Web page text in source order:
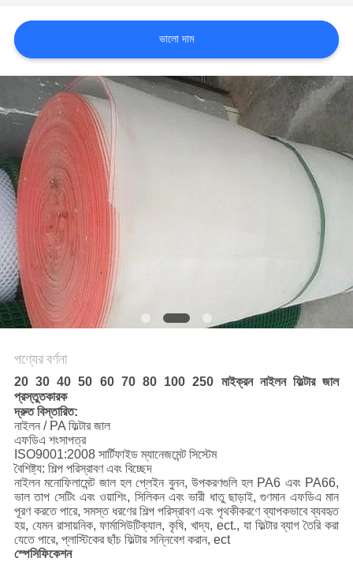
উদ্ধৃতির
জন্য
আবেদন
সাইট
ম্যাপ
PRIVACY
POLICY
ভালো দাম
পণ্যের বর্ণনা
20 30 40 50 60 70 80 100 250 মাইক্রন নাইলন ফিল্টার জাল
প্রস্তুতকারক
দ্রুত বিস্তারিত:
নাইলন / PA ফিল্টার জাল
এফডিএ শংসাপত্র
ISO9001:2008 সার্টিফাইড ম্যানেজমেন্ট সিস্টেম
বৈশিষ্ট্য: শিল্প পরিস্রাবণ এবং বিচ্ছেদ
নাইলন মনোফিলামেন্ট জাল হল প্লেইন বুনন, উপকরণগুলি হল PA6 এবং PA66,
ভাল তাপ সেটিং এবং ওয়াশিং, সিলিকন এবং ভারী ধাতু ছাড়াই, গুণমান এফডিএ মান
পূরণ করতে পারে, সমস্ত ধরণের শিল্প পরিস্রাবণ এবং পৃথকীকরণে ব্যাপকভাবে ব্যবহৃত
হয়, যেমন রাসায়নিক, ফার্মাসিউটিক্যাল, কৃষি, খাদ্য, ect., যা ফিল্টার ব্যাগ তৈরি করা
যেতে পারে, প্লাস্টিকের ছাঁচ ফিল্টার সন্নিবেশ করান, ect
স্পেসিফিকেশন